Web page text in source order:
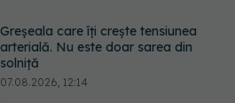
Schimbare majoră la examenul de
medic specialist din 2026. Toți
candidații vor avea aceleași